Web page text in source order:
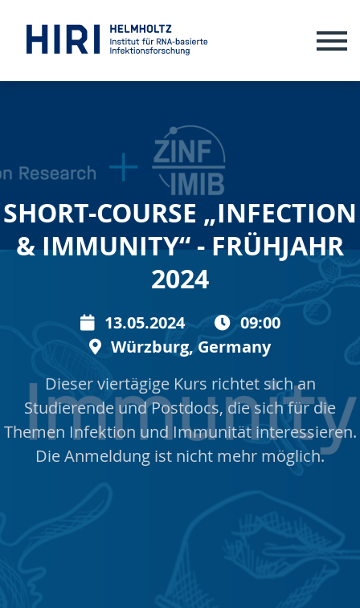
SHORT-COURSE „INFECTION
& IMMUNITY“ - FRÜHJAHR
2024
13.05.2024
09:00
Würzburg, Germany
Dieser viertägige Kurs richtet sich an
Studierende und Postdocs, die sich für die
Themen Infektion und Immunität interessieren.
Die Anmeldung ist nicht mehr möglich.